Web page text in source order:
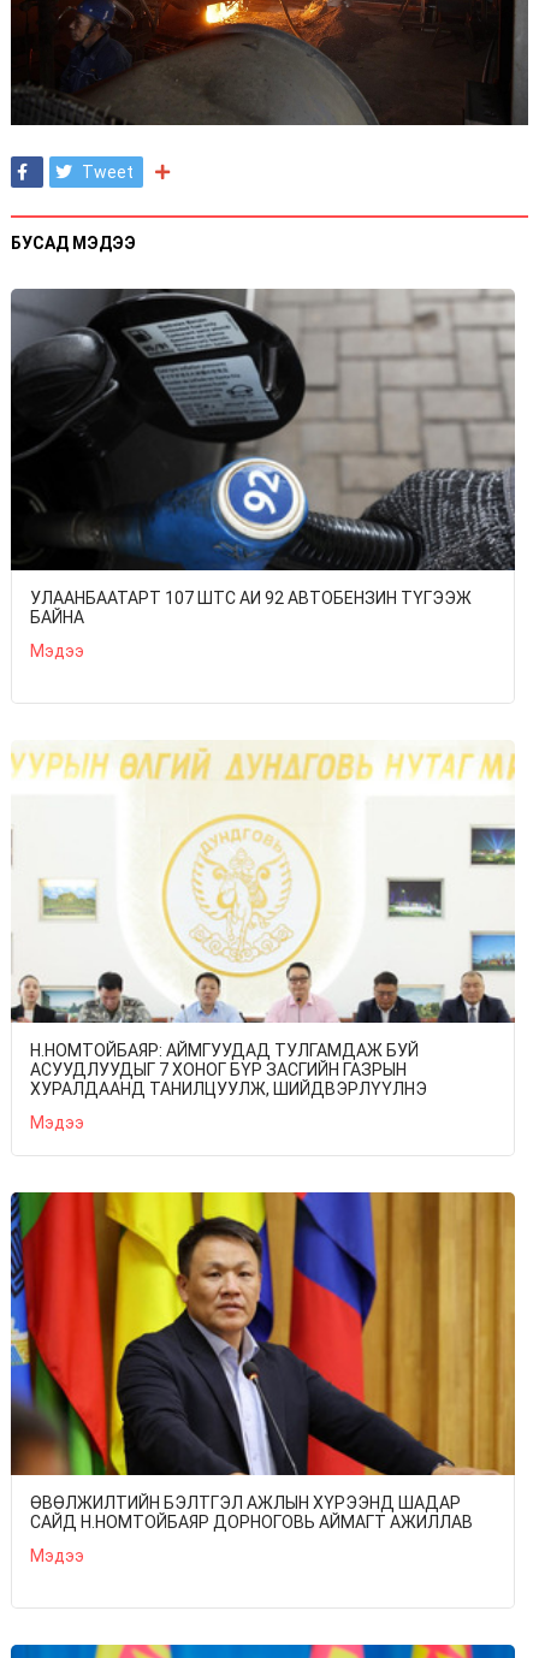
Tweet
БУСАД МЭДЭЭ
УЛААНБААТАРТ 107 ШТС АИ 92 АВТОБЕНЗИН ТҮГЭЭЖ
БАЙНА
Мэдээ
Н.НОМТОЙБАЯР: АЙМГУУДАД ТУЛГАМДАЖ БУЙ
АСУУДЛУУДЫГ 7 ХОНОГ БҮР ЗАСГИЙН ГАЗРЫН
ХУРАЛДААНД ТАНИЛЦУУЛЖ, ШИЙДВЭРЛҮҮЛНЭ
Мэдээ
ӨВӨЛЖИЛТИЙН БЭЛТГЭЛ АЖЛЫН ХҮРЭЭНД ШАДАР
САЙД Н.НОМТОЙБАЯР ДОРНОГОВЬ АЙМАГТ АЖИЛЛАВ
Мэдээ